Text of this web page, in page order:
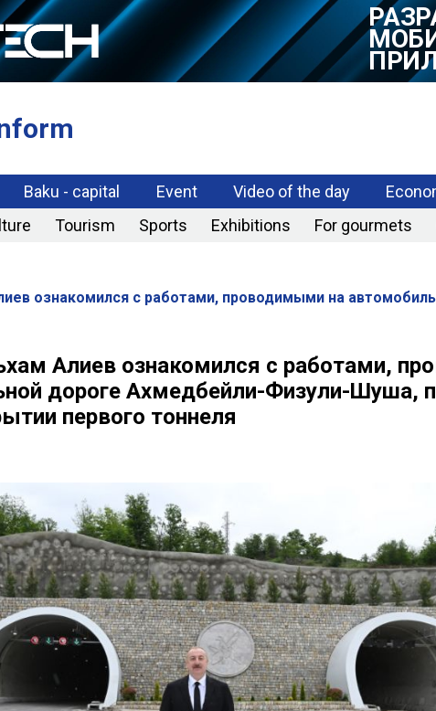
Baku - capital Event Video of the day
Tourism Sports Exhibitions For gourmets
ознакомился с работами, проводимыми на
Алиев ознакомился с работами,
дороге Ахмедбейли-Физули-Шуша,
первого тоннеля